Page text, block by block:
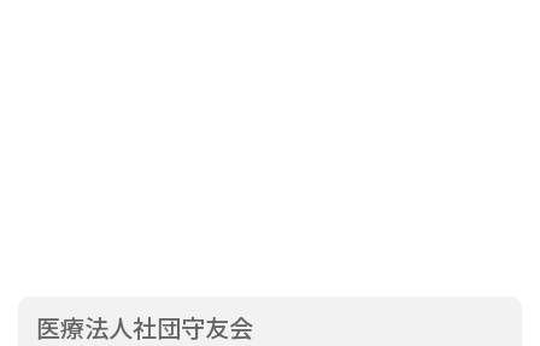
医療法人社団守友会